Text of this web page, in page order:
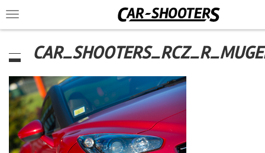
Toggle
navigation